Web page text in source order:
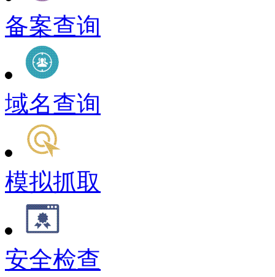
备案查询
域名查询
模拟抓取
安全检查